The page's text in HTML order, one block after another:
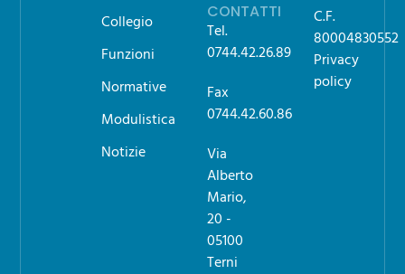
Collegio
Funzioni
Normative
Modulistica
Notizie
CONTATTI
Tel.
0744.42.26.89
Fax
0744.42.60.86
Via
Alberto
Mario,
20 -
05100
Terni
C.F.
80004830552
Privacy
policy